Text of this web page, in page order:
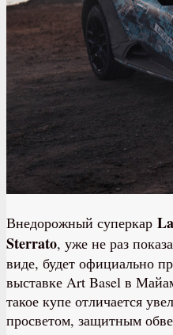
Внедорожный суперкар
Sterrato, уже не раз
виде, будет официально
выставке Art Basel в
такое купе отличается
просветом, защитным